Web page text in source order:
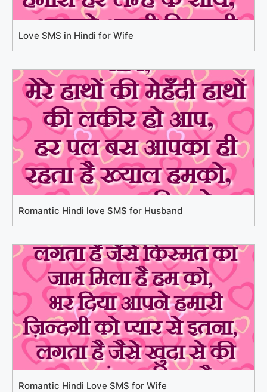
Love SMS in Hindi for Wife
Romantic Hindi love SMS for Husband
Romantic Hindi Love SMS for Wife